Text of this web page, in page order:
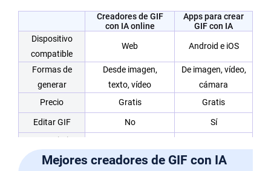
Creadores de GIF
con IA online
Apps para crear
GIF con IA
Dispositivo
compatible
Web Android e iOS
Formas de
generar
Desde imagen,
texto, vídeo
De imagen, vídeo,
cámara
Precio
Gratis Gratis
Editar GIF No
Sí
Comprimir
GIF
No Sí
Mejores creadores de GIF con IA